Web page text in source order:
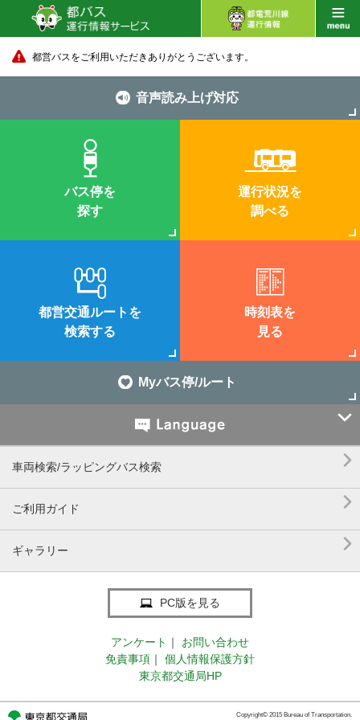
都営バスをご利用いただきありがとうございます。
音声読み上げ対応
バス停を
探す
運行状況を
調べる
都営交通ルートを
検索する
時刻表を
見る
Myバス停/ルート

車両検索/ラッピングバス検索 
ご利用ガイド 
ギャラリー 
PC版を見る
アンケート ｜
お問い合わせ
免責事項 ｜
個人情報保護方針
東京都交通局HP
Copyright© 2015 Bureau of Transportation.